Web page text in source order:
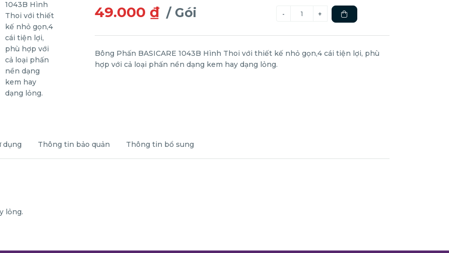
49.000 ₫ / Gói
Bông Phấn BASICARE 1043B Hình Thoi với thiết kế nhỏ gọn,4 cái tiện lợi, phù
hợp với cả loại phấn nền dạng kem hay dạng lỏng.
dụng Thông tin bảo quản Thông tin bổ sung
lỏng.